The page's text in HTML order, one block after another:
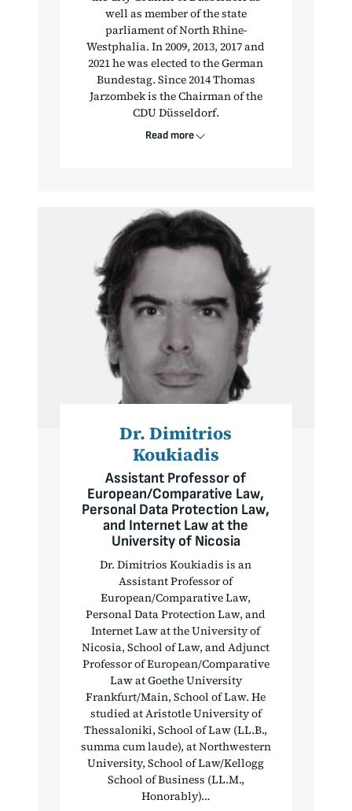
well as member of the state
parliament of North Rhine-
Westphalia. In 2009, 2013, 2017 and
2021 he was elected to the German
Bundestag. Since 2014 Thomas
Jarzombek is the Chairman of the
CDU Düsseldorf.
Read more
Dr. Dimitrios
Koukiadis
Assistant Professor of
European/Comparative Law,
Personal Data Protection Law,
and Internet Law at the
University of Nicosia
Dr. Dimitrios Koukiadis is an
Assistant Professor of
European/Comparative Law,
Personal Data Protection Law, and
Internet Law at the University of
Nicosia, School of Law, and Adjunct
Professor of European/Comparative
Law at Goethe University
Frankfurt/Main, School of Law. He
studied at Aristotle University of
Thessaloniki, School of Law (LL.B.,
summa cum laude), at Northwestern
University, School of Law/Kellogg
School of Business (LL.M.,
Honorably)…